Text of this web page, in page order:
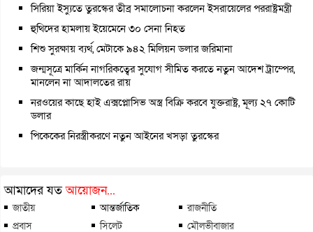
সিরিয়া ইস্যুতে তুরস্কের তীব্র সমালোচনা করলেন ইসরায়েলের পররাষ্ট্রমন্ত্রী
হুথিদের হামলায় ইয়েমেনে ৩০ সেনা নিহত
শিশু সুরক্ষায় ব্যর্থ, মেটাকে ৯৪২ মিলিয়ন ডলার জরিমানা
জন্মসূত্রে মার্কিন নাগরিকত্বের সুযোগ সীমিত করতে নতুন আদেশ ট্রাম্পের,
মানলেন না আদালতের রায়
নরওয়ের কাছে হাই এক্সপ্লোসিভ অস্ত্র বিক্রি করবে যুক্তরাষ্ট্র, মূল্য ২৭ কোটি
ডলার
পিকেকের নিরস্ত্রীকরণে নতুন আইনের খসড়া তুরস্কের
আমাদের যতআয়োজন...
জাতীয় আন্তর্জাতিক
রাজনীতি
প্রবাস
সিলেট
মৌলভীবাজার